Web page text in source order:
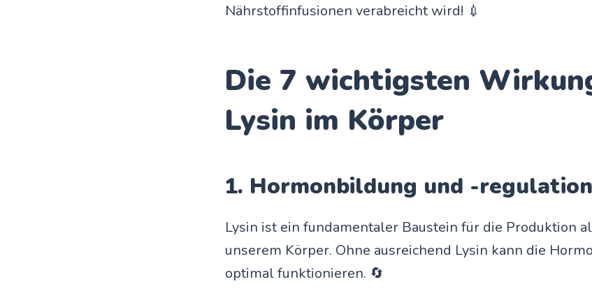
Nährstoffinfusionen verabreicht wird! 💉
Die 7 wichtigsten
Lysin im Körper
1. Hormonbildung und -regulation
Lysin ist ein fundamentaler Baustein für die Produktion
unserem Körper. Ohne ausreichend Lysin kann die
optimal funktionieren. 🔄